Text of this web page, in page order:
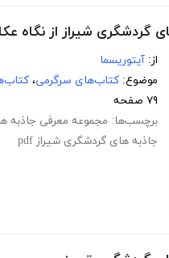
گردشگری شیراز از نگاه
از: آیتوریسما
موضوع: کتاب‌های سرگرمی،
۷۹ صفحه
برچسب‌ها: مجموعه معرفی جاذبه
جاذبه های گردشگری شیراز pdf